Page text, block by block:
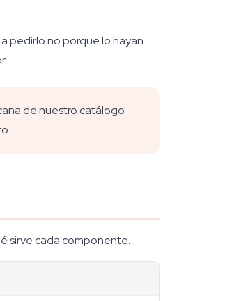
pedirlo no porque lo hayan
de nuestro catálogo
sirve cada componente.